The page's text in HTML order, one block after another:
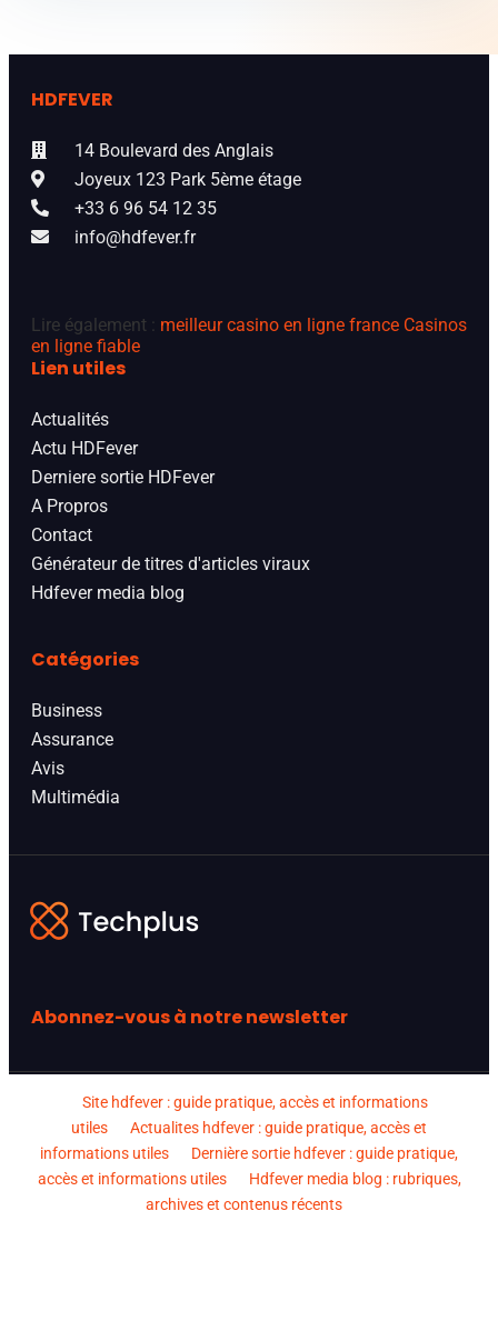
HDFEVER
14 Boulevard des Anglais
Joyeux 123 Park 5ème étage
+33 6 96 54 12 35
info@hdfever.fr
Lire également : meilleur casino en ligne france Casinos
en ligne fiable
Lien utiles
Actualités
Actu HDFever
Derniere sortie HDFever
A Propros
Contact
Générateur de titres d'articles viraux
Hdfever media blog
Catégories
Business
Assurance
Avis
Multimédia
Abonnez-vous à notre newsletter
Site hdfever : guide pratique, accès et informations
utiles
Actualites hdfever : guide pratique, accès et
informations utiles
Dernière sortie hdfever : guide pratique,
accès et informations utiles
Hdfever media blog : rubriques,
archives et contenus récents